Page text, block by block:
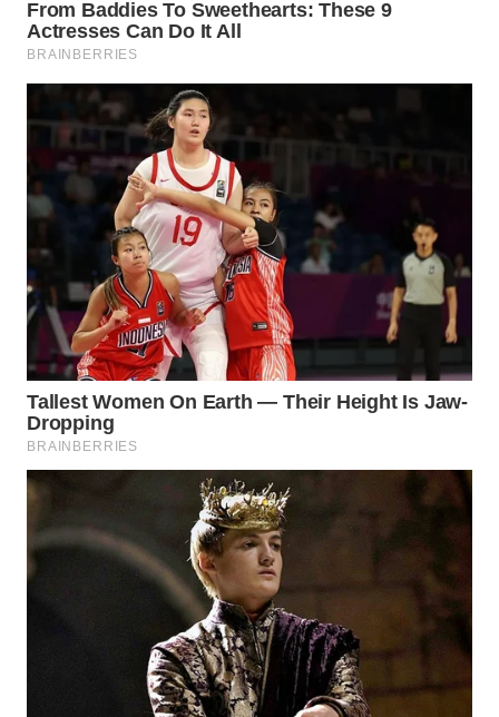
WN
TAPANULI
SELATAN
WN
TANJUNG
LESUNG
KARO
WN
SIMALUNGUN
WN
LABUHANBATU
WN
TENGAH